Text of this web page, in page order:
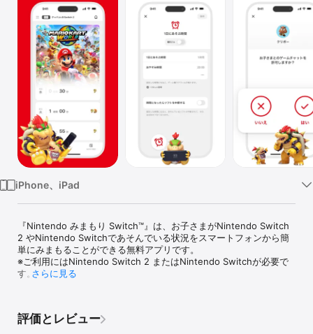
Watch
iPhone、iPad
『Nintendo みまもり Switch™』は、お子さまがNintendo Switch
2 やNintendo Switchであそんでいる状況をスマートフォンから簡
単にみまもることができる無料アプリです。
※ご利用にはNintendo Switch 2 またはNintendo Switchが必要で
す。
間を設定できます。
さらに見る
評価とレビュー